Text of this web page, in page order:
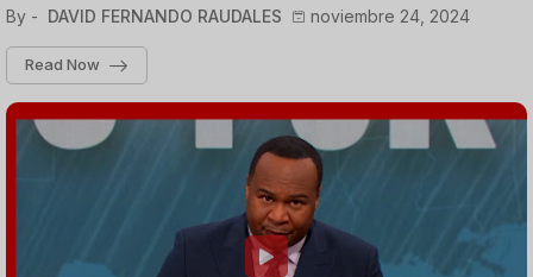
By - DAVID FERNANDO RAUDALES noviembre 24, 2024
Read Now